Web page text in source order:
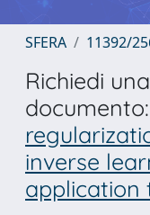
SFERA 11392/
Richiedi
documento:
inverse
application